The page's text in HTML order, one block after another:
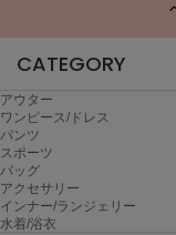
MUCHA
NEW Balance
ニューバランス
nezu
CATEGORY
アウター
ワンピース/ドレス
パンツ
スポーツ
バッグ
アクセサリー
インナー/ランジェリー
水着/浴衣